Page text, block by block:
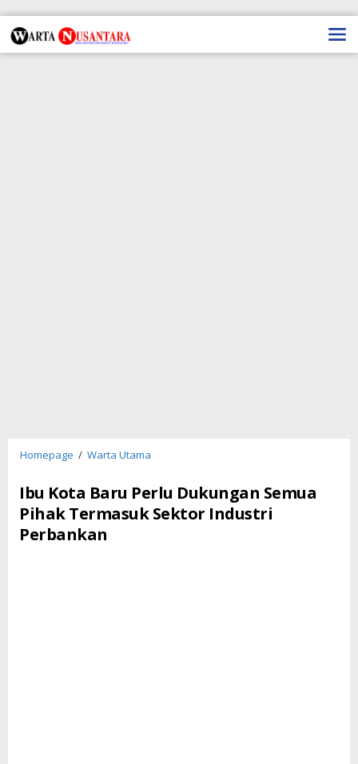
ke
konten
Homepage / Warta Utama
Baru
Perlu
Dukungan
Ibu Kota Baru Perlu Dukungan Semua
Pihak Termasuk Sektor Industri
Perbankan